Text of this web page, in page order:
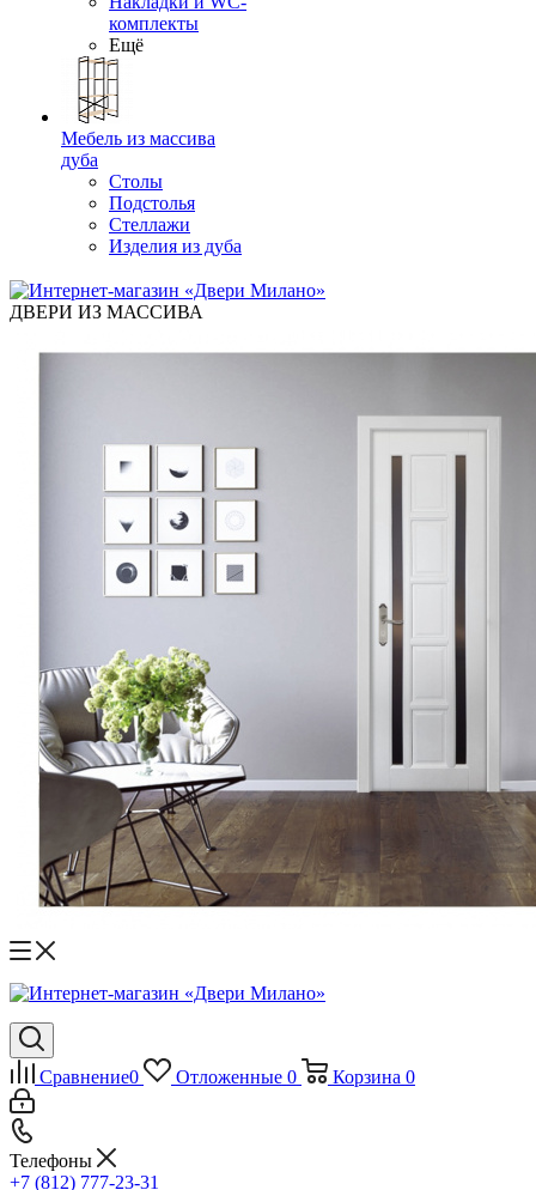
комплекты
Ещё
Мебель из массива
дуба
Столы
Подстолья
Стеллажи
Изделия из дуба
ДВЕРИ ИЗ МАССИВА
Сравнение0 Отложенные 0 Корзина 0
Телефоны
+7 (812) 777-23-31